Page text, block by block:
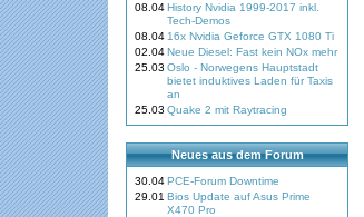
08.04History Nvidia 1999-2017 inkl.
Tech-Demos
08.04 16x Nvidia Geforce GTX 1080 Ti
02.04Neue Diesel: Fast kein NOx mehr
25.03 Oslo - Norwegens Hauptstadt
bietet induktives Laden für Taxis
an
25.03 Quake 2 mit Raytracing
Neues aus dem Forum
30.04PCE-Forum Downtime
29.01 Bios Update auf Asus Prime
X470 Pro